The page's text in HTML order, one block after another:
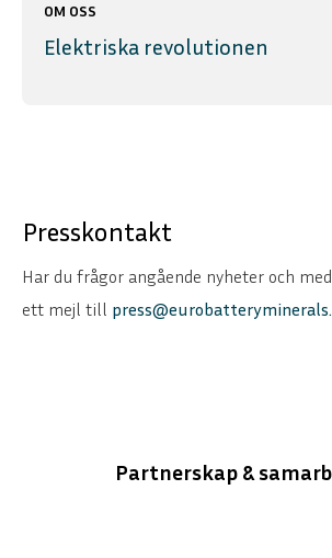
OM OSS
Elektriska revolutionen
Presskontakt
Har du frågor angående nyheter och
ett mejl till
Partnerskap &